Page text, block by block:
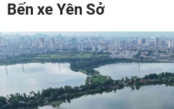
Bến xe Yên Sở